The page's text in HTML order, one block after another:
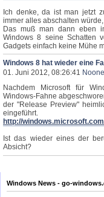
Ich denke, da ist man jetzt
immer alles abschalten
Das muß man dann eben
Windows 8 seine Schatten
Gadgets einfach keine Mühe
Windows 8 hat wieder eine
01. Juni 2012, 08:26:41 Noone
Nachdem Microsoft für
Windows-Fahne
der "Release Preview"
eingeführt.
http://
Ist das wieder eines der
Absicht?
Windows News - go-